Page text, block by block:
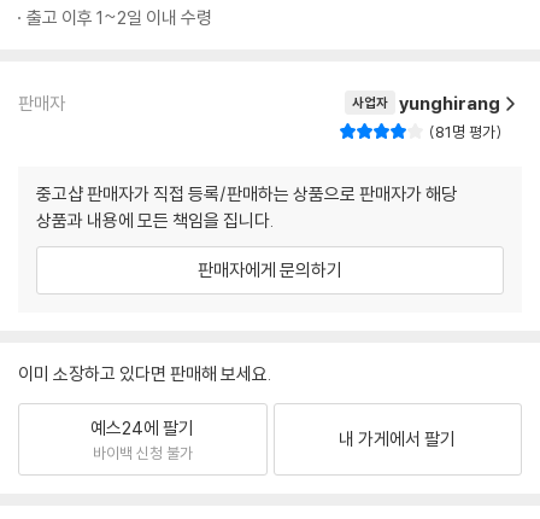
출고 이후 1~2일 이내 수령
판매자 사업자 yunghirang
81명 평가
중고샵 판매자가 직접 등록/판매하는 상품으로 판매자가 해당
상품과 내용에 모든 책임을 집니다.
판매자에게 문의하기
이미 소장하고 있다면 판매해 보세요.
예스24에 팔기
바이백 신청 불가
내 가게에서 팔기